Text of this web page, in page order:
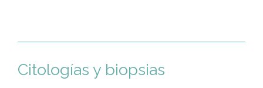
Citologías y biopsias